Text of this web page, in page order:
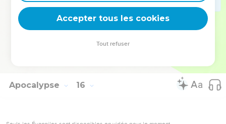
cours. Dieu n'accueille plus ceux qui viendraient encore
implorer son pardon ou intercéder en faveur des coupables.
Apocalypse 16
Accepter tous les cookies
Tout refuser